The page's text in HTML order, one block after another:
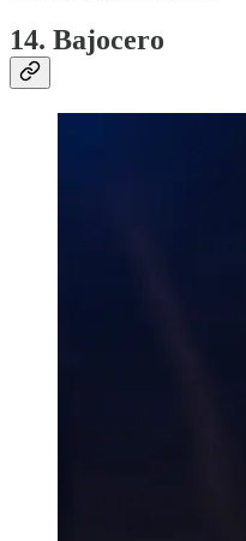
14. Bajocero